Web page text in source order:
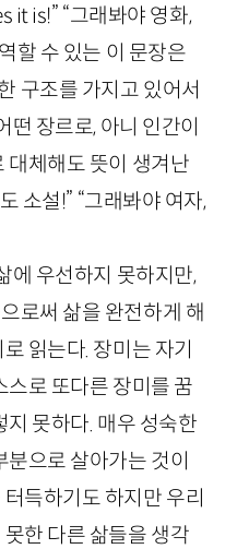
it is!” “그래봐야 영화,
할 수 있는 이 문장은
구조를 가지고 있어서
떤 장르로, 아니 인간이
대체해도 뜻이 생겨난
소설!” “그래봐야 여자,
에 우선하지 못하지만,
로써 삶을 완전하게 해
읽는다. 장미는 자기
스로 또다른 장미를 꿈
못하다. 매우 성숙한
분으로 살아가는 것이
득하기도 하지만 우리
한 다른 삶들을 생각